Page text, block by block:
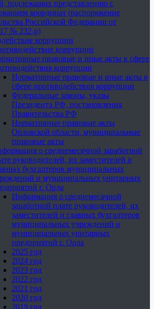
подлежащих представлению с
координат (распоряжение
Российской Федерации от
№ 232-р)
коррупции
коррупции
правовые и иные акты в сфере
коррупции
Нормативные правовые и иные акты в
сфере противодействия коррупции
Федеральные законы, указы
Президента РФ, постановления
Правительства РФ
Нормативные правовые акты
Орловской области, муниципальные
правовые акты
о среднемесячной заработной
руководителей, их заместителей и
бухгалтеров муниципальных
и муниципальных унитарных
г. Орла
Информация о среднемесячной
заработной плате руководителей, их
заместителей и главных бухгалтеров
муниципальных учреждений и
муниципальных унитарных
предприятий г. Орла
2025 год
2024 год
2023 год
2022 год
2021 год
2020 год
2019 год